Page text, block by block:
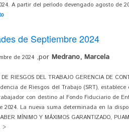
A partir del período devengado agosto de
de Septiembre 2024
de 2024 ,por Medrano, Marcela
DE RIESGOS DEL TRABAJO GERENCIA DE
de Riesgos del Trabajo (SRT),
con destino al Fondo Fiduciario de
2024. La nueva suma determinada en la
MÍNIMO Y MÁXIMOS GARANTIZADO,
>